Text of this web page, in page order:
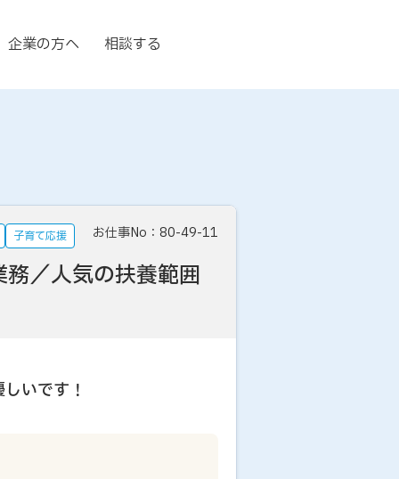
企業の方へ 相談する
子育て応援 お仕事No：80-49-11
／人気の扶養範囲
いです！